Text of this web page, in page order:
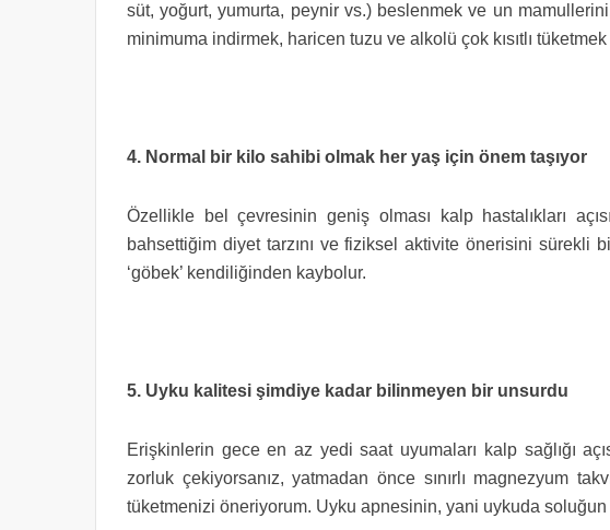
süt, yoğurt, yumurta, peynir vs.) beslenmek ve un
minimuma indirmek, haricen tuzu ve alkolü çok kısıtlı
4. Normal bir kilo sahibi olmak her yaş için önem taşıyor
Özellikle bel çevresinin geniş olması kalp hastalıkları
bahsettiğim diyet tarzını ve fiziksel aktivite önerisini sürekli
‘göbek’ kendiliğinden kaybolur.
5. Uyku kalitesi şimdiye kadar bilinmeyen bir unsurdu
Erişkinlerin gece en az yedi saat uyumaları kalp sağlığı
zorluk çekiyorsanız, yatmadan önce sınırlı magnezyum
tüketmenizi öneriyorum. Uyku apnesinin, yani uykuda soluğun